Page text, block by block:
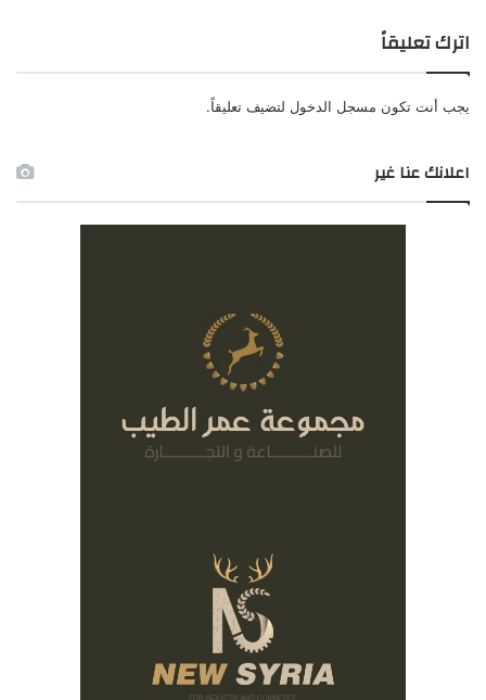
اترك تعليقاً
يجب أنت تكون مسجل الدخول لتضيف تعليقاً.
اعلانك عنا غير